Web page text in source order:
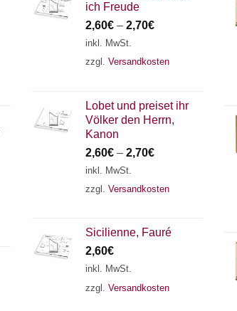
ich Freude
2,60€ – 2,70€
inkl. MwSt.
zzgl. Versandkosten
Lobet und preiset ihr
Völker den Herrn,
Kanon
2,60€ – 2,70€
inkl. MwSt.
zzgl. Versandkosten
Sicilienne, Fauré
2,60€
inkl. MwSt.
zzgl. Versandkosten